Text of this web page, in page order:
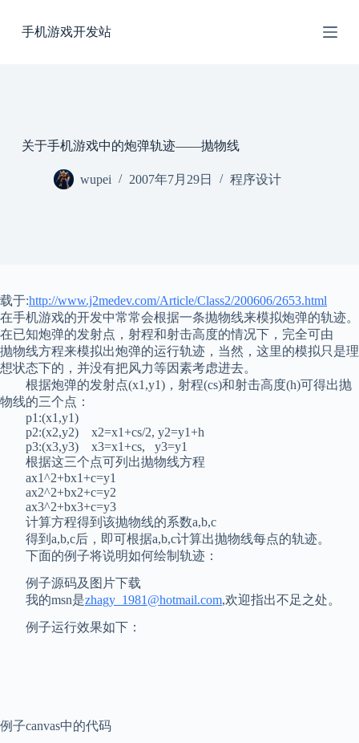
过
手机游戏开发站
关于手机游戏中的炮弹轨迹——抛物线
wupei 2007年7月29日 程序设计
载于:http://www.j2medev.com/Article/Class2/200606/2653.html
在手机游戏的开发中常常会根据一条抛物线来模拟炮弹的轨迹。
在已知炮弹的发射点，射程和射击高度的情况下，完全可由
抛物线方程来模拟出炮弹的运行轨迹，当然，这里的模拟只是理
想状态下的，并没有把风力等因素考虑进去。
根据炮弹的发射点(x1,y1)，射程(cs)和射击高度(h)可得出抛
物线的三个点：
p1:(x1,y1)
p2:(x2,y2) x2=x1+cs/2, y2=y1+h
p3:(x3,y3) x3=x1+cs, y3=y1
根据这三个点可列出抛物线方程
ax1^2+bx1+c=y1
ax2^2+bx2+c=y2
ax3^2+bx3+c=y3
计算方程得到该抛物线的系数a,b,c
得到a,b,c后，即可根据a,b,c计算出抛物线每点的轨迹。
下面的例子将说明如何绘制轨迹：
例子源码及图片下载
我的msn是zhagy_1981@hotmail.com,欢迎指出不足之处。
例子运行效果如下：
例子canvas中的代码